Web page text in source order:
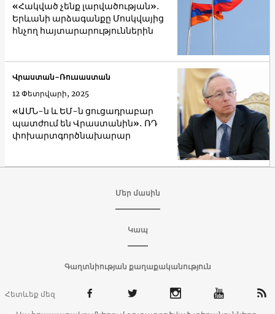
«Հակված չենք լարվածության»․
Երևանի արձագանքը Մոսկվայից
հնչող հայտարարություններին
«ԱՄՆ-ն և ԵՄ-ն ցուցադրաբար
պատժում են Վրաստանին»․ ՌԴ
փոխարտգործնախարար
Վրաստան-Ռուսաստան
12 Փետրվարի, 2025
Մեր մասին
Կապ
Գաղտնիության քաղաքականություն
Հետևեք մեզ